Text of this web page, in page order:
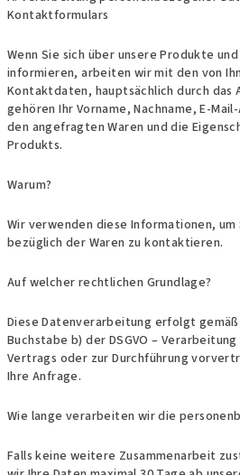
Kontaktformulars
Wenn Sie sich über unsere Produkte
informieren, arbeiten wir mit den von
Kontaktdaten, hauptsächlich durch das
gehören Ihr Vorname, Nachname, E-
den angefragten Waren und die
Produkts.
Warum?
Wir verwenden diese Informationen,
bezüglich der Waren zu kontaktieren.
Auf welcher rechtlichen Grundlage?
Diese Datenverarbeitung erfolgt
Buchstabe b) der DSGVO –
Vertrags oder zur Durchführung
Ihre Anfrage.
Wie lange verarbeiten wir die
Falls keine weitere Zusammenarbeit